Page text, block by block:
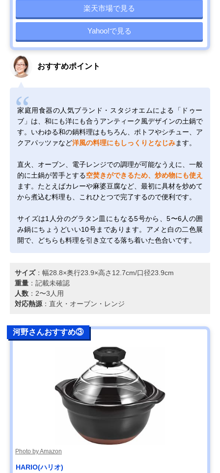
楽天市場で見る
Yahoo!で見る
おすすめポイント
家庭用食器の人気ブランド・スタジオエムによる「ドゥー
ブ」は、和にも洋にも合うアンティーク風デザインの土鍋で
す。いわゆる和の鍋料理はもちろん、ポトフやシチュー、ア
クアパッツァなど洋風の料理にもしっくりとなじみます。
直火、オーブン、電子レンジでの調理が可能なうえに、一般
的に土鍋が苦手とする空焚きができるため、炒め物にも使え
ます。たとえばカレーや麻婆豆腐など、最初に具材を炒めて
から煮込む料理も、これひとつで完了するので便利です。
サイズは1人分のグラタン皿にもなる5号から、5〜6人の囲
み鍋にちょうどいい10号まであります。アメと白の二色展
開で、どちらも料理を引き立てる落ち着いた色合いです。
サイズ：幅28.8×奥行23.9×高さ12.7cm/口径23.9cm
重量 ：記載未確認
人数 ：2〜3人用
対応熱源 ：直火・オーブン・レンジ
河野さんおすすめ③
Photo by Amazon
HARIO(ハリオ)